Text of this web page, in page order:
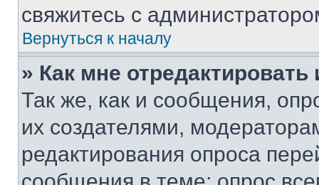
свяжитесь с
Вернуться к началу
» Как мне
Так же, как и сообщения,
их создателями,
редактирования опроса